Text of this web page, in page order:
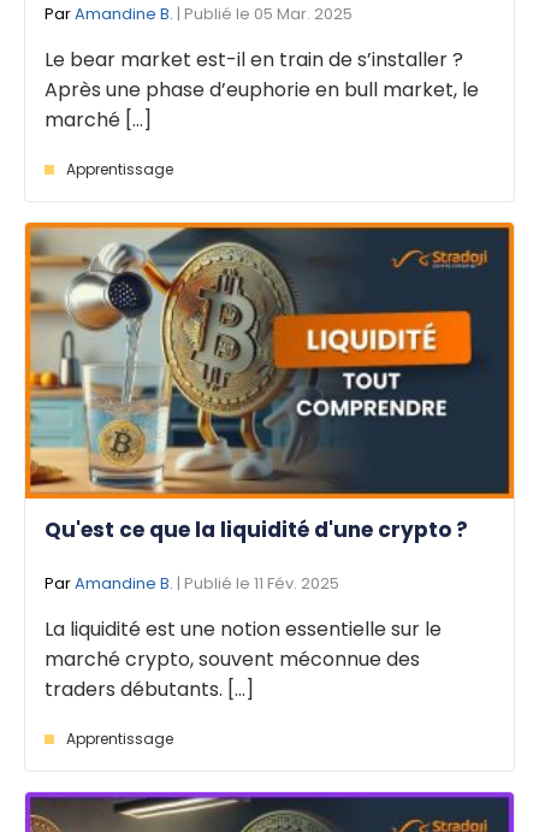
ParAmandine B. | Publié le 05 Mar. 2025
Le bear market est-il en train de s’installer ?
Après une phase d’euphorie en bull market, le
marché [...]
Apprentissage
Qu'est ce que la liquidité d'une crypto ?
ParAmandine B. | Publié le 11 Fév. 2025
La liquidité est une notion essentielle sur le
marché crypto, souvent méconnue des
traders débutants. [...]
Apprentissage